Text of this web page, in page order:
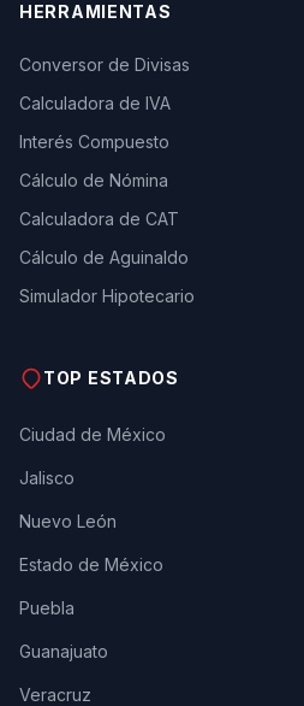
HERRAMIENTAS
Conversor de Divisas
Calculadora de IVA
Interés Compuesto
Cálculo de Nómina
Calculadora de CAT
Cálculo de Aguinaldo
Simulador Hipotecario
TOP ESTADOS
Ciudad de México
Jalisco
Nuevo León
Estado de México
Puebla
Guanajuato
Veracruz